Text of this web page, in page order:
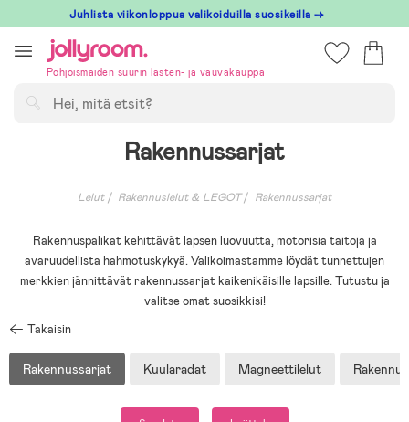
till
innehållet
Juhlista viikonloppua valikoiduilla suosikeilla →
Pohjoismaiden suurin lasten- ja vauvakauppa
Rakennussarjat
Lelut Rakennuslelut & LEGOT Rakennussarjat
Rakennuspalikat kehittävät lapsen luovuutta, motorisia taitoja ja
avaruudellista hahmotuskykyä. Valikoimastamme löydät tunnettujen
merkkien jännittävät rakennussarjat kaikenikäisille lapsille. Tutustu ja
valitse omat suosikkisi!
Takaisin
Rakennussarjat Kuularadat Magneettilelut